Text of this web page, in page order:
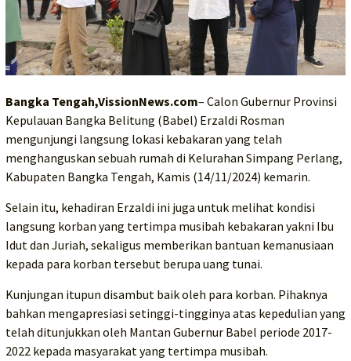
Bangka Tengah,VissionNews.com– Calon Gubernur Provinsi
Kepulauan Bangka Belitung (Babel) Erzaldi Rosman
mengunjungi langsung lokasi kebakaran yang telah
menghanguskan sebuah rumah di Kelurahan Simpang Perlang,
Kabupaten Bangka Tengah, Kamis (14/11/2024) kemarin.
Selain itu, kehadiran Erzaldi ini juga untuk melihat kondisi
langsung korban yang tertimpa musibah kebakaran yakni Ibu
Idut dan Juriah, sekaligus memberikan bantuan kemanusiaan
kepada para korban tersebut berupa uang tunai.
Kunjungan itupun disambut baik oleh para korban. Pihaknya
bahkan mengapresiasi setinggi-tingginya atas kepedulian yang
telah ditunjukkan oleh Mantan Gubernur Babel periode 2017-
2022 kepada masyarakat yang tertimpa musibah.